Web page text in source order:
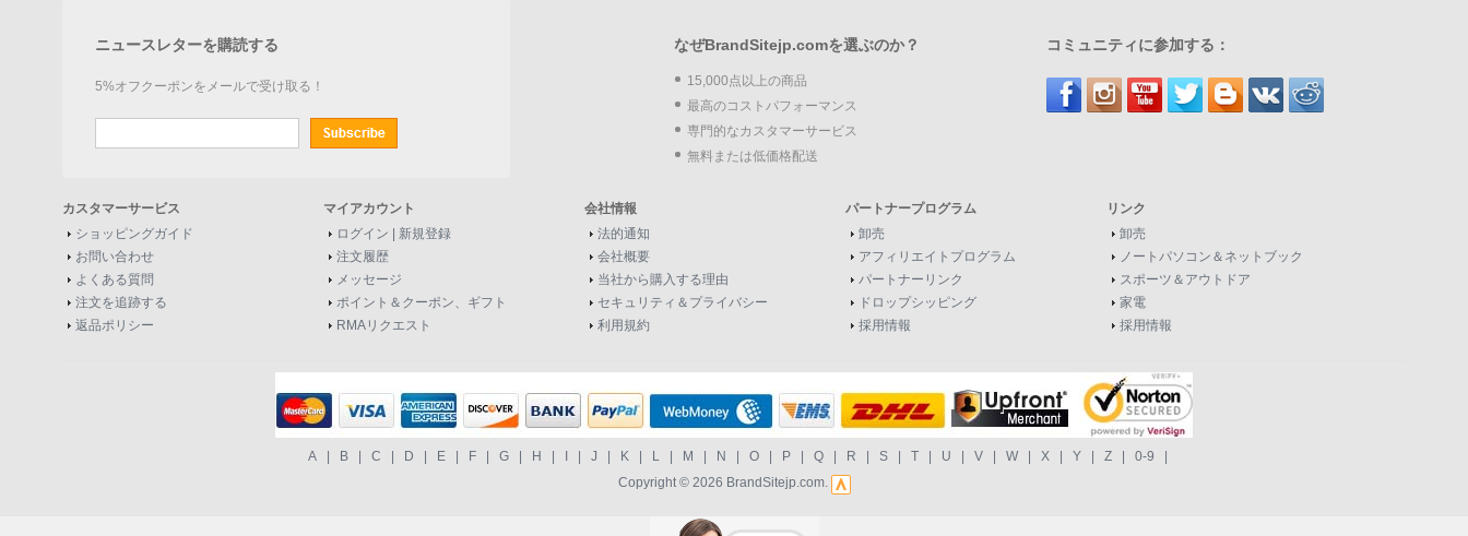
ニュースレターを購読する
5%オフクーポンをメールで受け取る！
なぜBrandSitejp.comを選ぶのか？
15,000点以上の商品
最高のコストパフォーマンス
専門的なカスタマーサービス
無料または低価格配送
コミュニティに参加する：
カスタマーサービス
ショッピングガイド
お問い合わせ
よくある質問
注文を追跡する
返品ポリシー
マイアカウント
ログイン
新規登録
注文履歴
メッセージ
ポイント＆クーポン、ギフト
RMAリクエスト
会社情報
法的通知
会社概要
当社から購入する理由
セキュリティ＆プライバシー
利用規約
パートナープログラム
卸売
アフィリエイトプログラム
パートナーリンク
ドロップシッピング
採用情報
リンク
卸売
ノートパソコン＆ネットブック
スポーツ＆アウトドア
家電
採用情報
A B C D E F G H J K L M N O P Q R S T U V W X Y Z 0-9
Copyright © 2026 BrandSitejp.com.